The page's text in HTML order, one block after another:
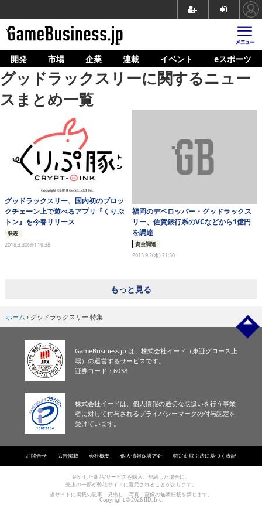
ホーム
ゲーム開発
市場
マネタイズ
企業動向
人材育成
産業政策
連載
イベント/セミナー
開発 市場 企業 連載 イベント eスポーツ
グッドラックスリーに関するニュー
スまとめ一覧
グッドラックスリー、国内初のブロッ
クチェーン上で遊べるアプリ『くりぷ
トン』を今春リリース
発表
2018.3.30(金) 19:38
福岡のデベロッパー・グッドラックス
リー、佐賀銀行系のVCなどから1億円
を調達
資金調達
2015.9.2(水) 21:30
もっと見る
ホーム › グッドラックスリー 特集
GameBusiness.jp は、株式会社イード（東証グロース上
場）の運営するサービスです。
証券コード：6038
株式会社イードは、個人情報の適切な取扱いを行う事業
者に対して付与されるプライバシーマークの付与認定を
受けています。
お問合せ 広告掲載 会社概要 個人情報保護方針 特定商取引法に基づく表記
紹介した商品/サービスを購入、契約した場合に、
売上の一部が弊社サイトに還元されることがあります。
当サイトに掲載の記事・見出し・写真・画像の無断転載を禁じます。
Copyright © 2026 IID, Inc.